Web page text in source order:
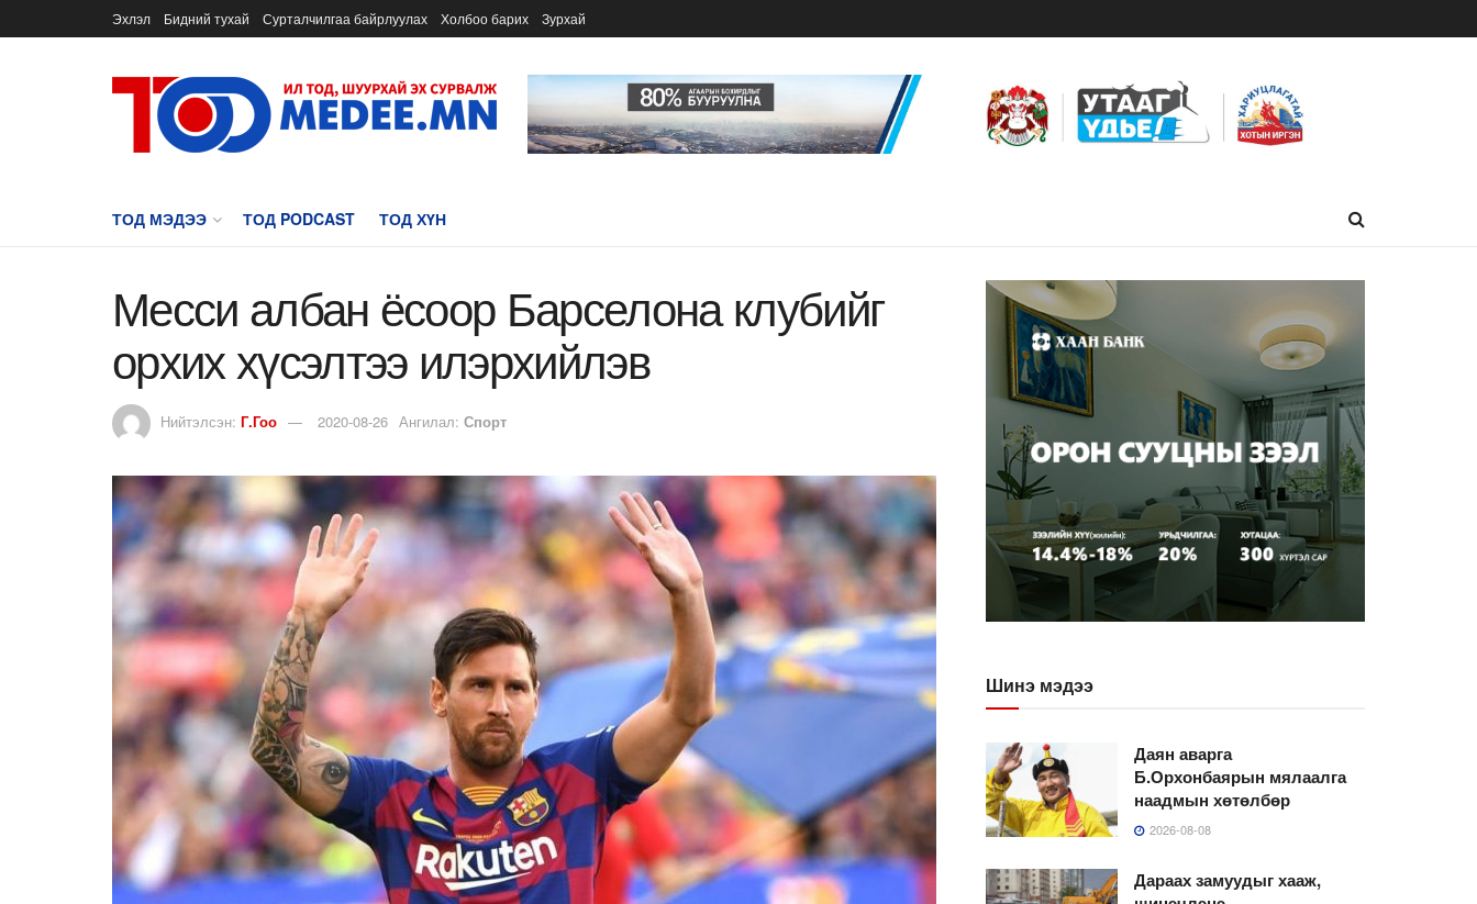
Эхлэл Бидний тухай Сурталчилгаа байрлуулах Холбоо барих Зурхай
ТОД МЭДЭЭ ТОД PODCAST ТОД ХҮН
Месси албан ёсоор Барселона клубийг
орхих хүсэлтээ илэрхийлэв
Нийтэлсэн: Г.Гоо 2020-08-26 Ангилал: Спорт
Шинэ мэдээ
Даян аварга
Б.Орхонбаярын мялаалга
наадмын хөтөлбөр
2026-08-08
Дараах замуудыг хааж,